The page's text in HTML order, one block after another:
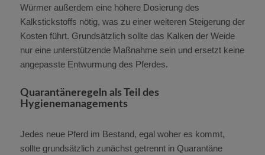
Würmer außerdem eine höhere Dosierung des
Kalkstickstoffs nötig, was zu einer weiteren Steigerung der
Kosten führt. Grundsätzlich sollte das Kalken der Weide
nur eine unterstützende Maßnahme sein und ersetzt keine
angepasste Entwurmung des Pferdes.
Quarantäneregeln als Teil des
Hygienemanagements
Jedes neue Pferd im Bestand, egal woher es kommt,
sollte grundsätzlich zunächst getrennt in Quarantäne